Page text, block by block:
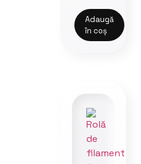
Adaugă
în coș